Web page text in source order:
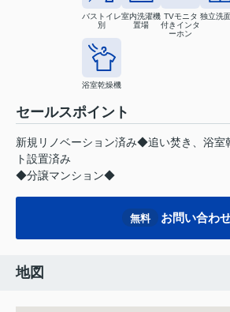
バストイレ
別
室内洗濯機
置場
TVモニタ
付きインタ
ーホン
独立洗
浴室乾燥機
セールスポイント
新規リノベーション済み◆追い焚き、浴室
ト設置済み
◆分譲マンション◆
無料 お問い合わ
地図